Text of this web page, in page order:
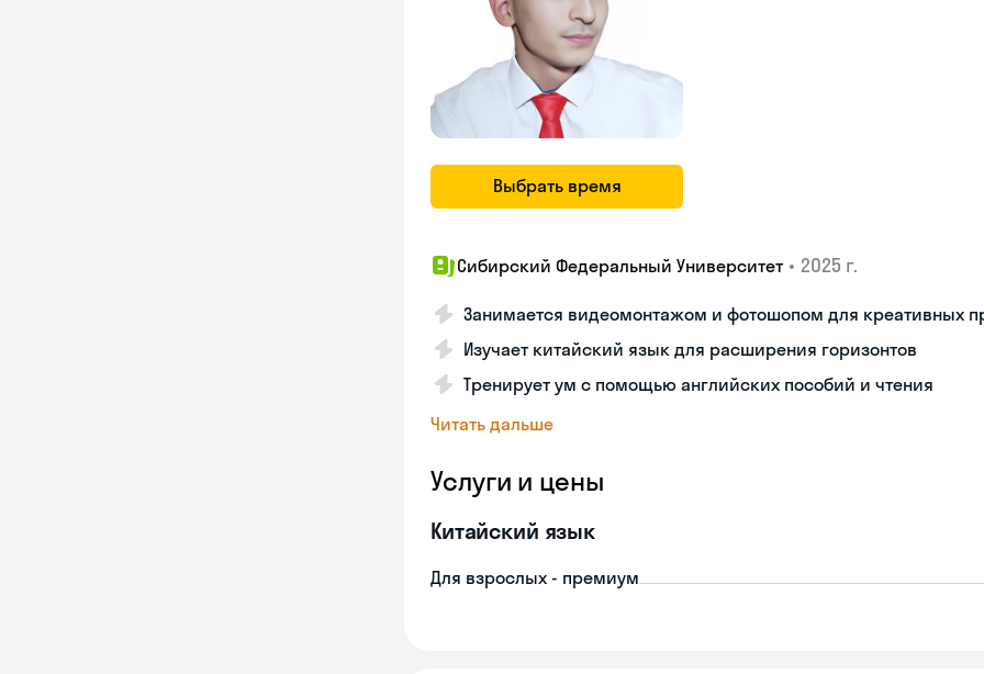
Выбрать время
Сибирский Федеральный Университет • 2025 г.
Занимается видеомонтажом и фотошопом для креативных
Изучает китайский язык для расширения горизонтов
Тренирует ум с помощью английских пособий и чтения
Читать дальше
Услуги и цены
Китайский язык
Для взрослых - премиум